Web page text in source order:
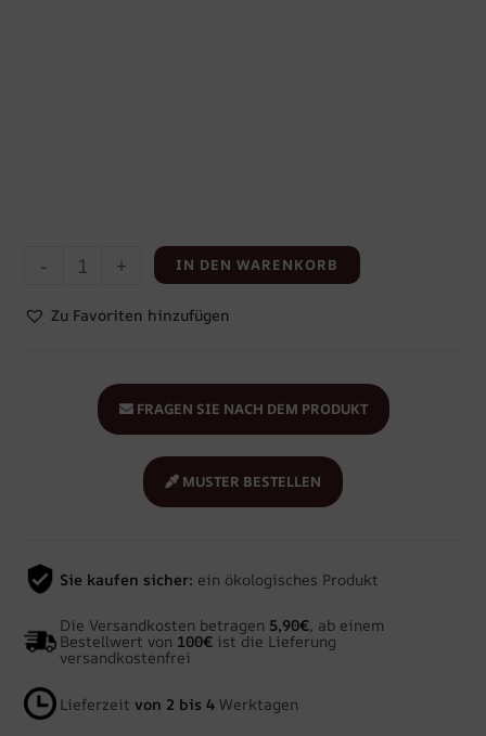
- + IN DEN WARENKORB
Zu Favoriten hinzufügen
MUSTER BESTELLEN
FRAGEN SIE NACH DEM PRODUKT
Sie kaufen sicher: ein ökologisches Produkt
Die Versandkosten betragen 5,90€, ab einem
Bestellwert von 100€ ist die Lieferung
versandkostenfrei
Lieferzeitvon 2 bis 4 Werktagen